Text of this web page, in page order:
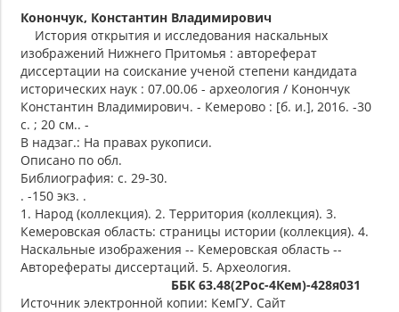
Конончук, Константин Владимирович
История открытия и исследования наскальных
изображений Нижнего Притомья : автореферат
диссертации на соискание ученой степени кандидата
исторических наук : 07.00.06 - археология / Конончук
Константин Владимирович. - Кемерово : [б. и.], 2016. -30
с. ; 20 см.. -
В надзаг.: На правах рукописи.
Описано по обл.
Библиография: с. 29-30.
. -150 экз. .
1. Народ (коллекция). 2. Территория (коллекция). 3.
Кемеровская область: страницы истории (коллекция). 4.
Наскальные изображения -- Кемеровская область --
Авторефераты диссертаций. 5. Археология.
ББК 63.48(2Рос-4Кем)-428я031
Источник электронной копии: КемГУ. Сайт